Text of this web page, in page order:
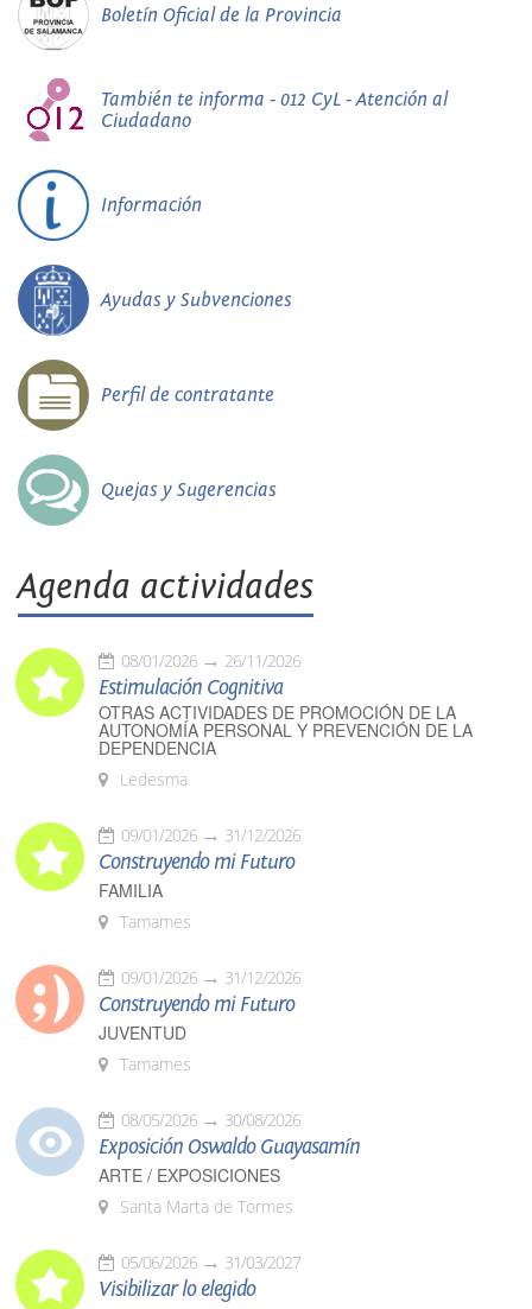
Boletín Oficial de la Provincia
También te informa - 012 CyL - Atención al
Ciudadano
Información
Ayudas y Subvenciones
Perfil de contratante
Quejas y Sugerencias
Agenda actividades
08/01/2026 26/11/2026
Estimulación Cognitiva
OTRAS ACTIVIDADES DE PROMOCIÓN DE LA
AUTONOMÍA PERSONAL Y PREVENCIÓN DE LA
DEPENDENCIA
Ledesma
09/01/2026 31/12/2026
Construyendo mi Futuro
FAMILIA
Tamames
09/01/2026 31/12/2026
Construyendo mi Futuro
JUVENTUD
Tamames
08/05/2026 30/08/2026
Exposición Oswaldo Guayasamín
ARTE / EXPOSICIONES
Santa Marta de Tormes
05/06/2026 31/03/2027
Visibilizar lo elegido